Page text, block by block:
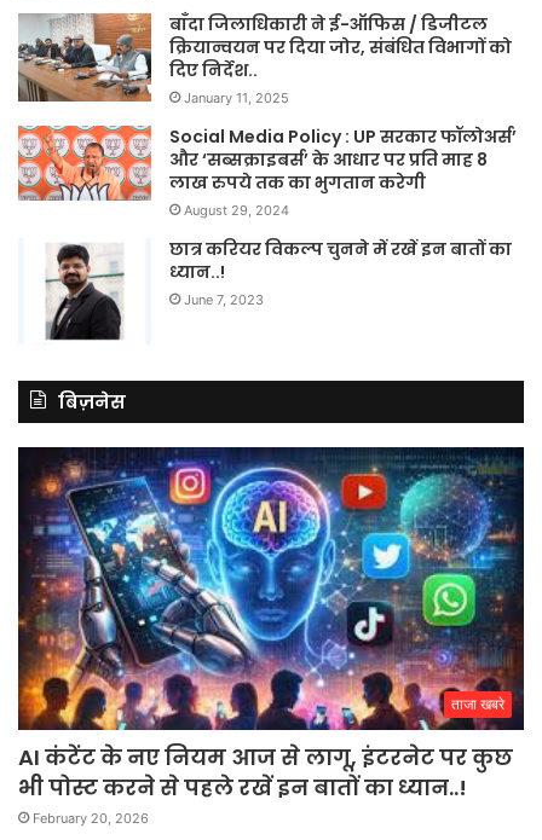
बाँदा जिलाधिकारी ने ई-ऑफिस / डिजीटल
क्रियान्वयन पर दिया जोर, संबंधित विभागों को
दिए निर्देश..
January 11, 2025
Social Media Policy : UP सरकार फॉलोअर्स’
और ‘सब्सक्राइबर्स’ के आधार पर प्रति माह 8
लाख रुपये तक का भुगतान करेगी
August 29, 2024
छात्र करियर विकल्प चुनने में रखें इन बातों का
ध्यान..!
June 7, 2023
बिज़नेस
ताजा खबरे
AI कंटेंट के नए नियम आज से लागू, इंटरनेट पर कुछ
भी पोस्ट करने से पहले रखें इन बातों का ध्यान..!
February 20, 2026